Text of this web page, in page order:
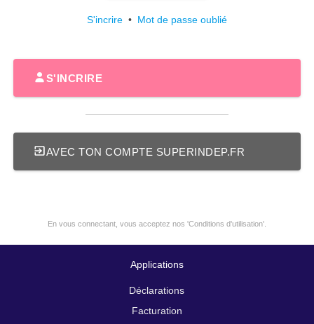
S'incrire• Mot de passe oublié
S'INCRIRE
AVEC TON COMPTE SUPERINDEP.FR
En vous connectant, vous acceptez nos 'Conditions d'utilisation'.
Applications
Déclarations
Facturation